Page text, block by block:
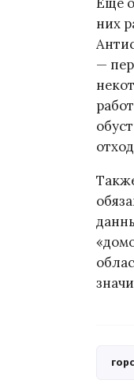
них
—